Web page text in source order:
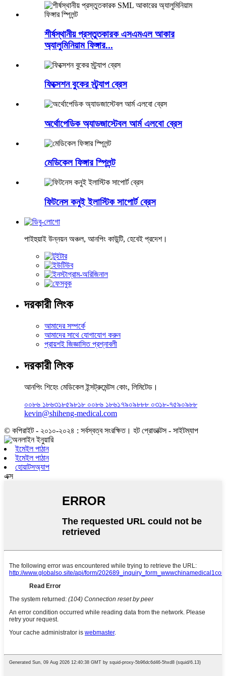
শীর্ষস্থানীয় প্রস্তুতকারক এসএমএল আকার
অ্যালুমিনিয়াম ফিঙ্গার...
ফিক্সেশন বুকের স্ট্র্যাপ ব্রেস
অর্থোপেডিক অ্যাডজাস্টেবল আর্ম এলবো ব্রেস
মেডিকেল ফিঙ্গার স্প্লিন্ট
ফিটনেস কনুই ইলাস্টিক সাপোর্ট ব্রেস
পাইহুয়াই উন্নয়ন অঞ্চল, আনপিং কাউন্টি, হেবেই প্রদেশ।
দরকারী লিংক
আমাদের সম্পর্কে
আমাদের সাথে যোগাযোগ করুন
প্রায়শই জিজ্ঞাসিত প্রশ্নাবলী
দরকারী লিংক
আনপিং শিহেং মেডিকেল ইন্সট্রুমেন্টস কোং, লিমিটেড।
০০৮৬ ১৮৬৩১৮৫৯৮১৮ ০০৮৬ ১৮৬১৭৯০৯৮৮৮ ০৩১৮-৭৫৯০৯৮৮
kevin@shiheng-medical.com
© কপিরাইট - ২০১০-২০২৪ : সর্বস্বত্ব সংরক্ষিত। হট প্রোডাক্টস - সাইটম্যাপ
ইমেইল পাঠান
ইমেইল পাঠান
হোয়াটসঅ্যাপ
এক্স